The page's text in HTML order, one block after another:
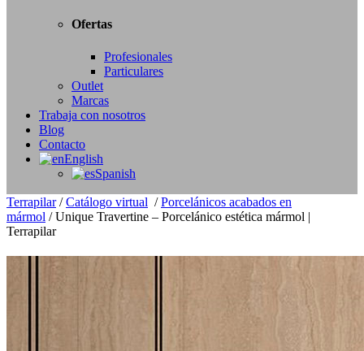
Ofertas
Profesionales
Particulares
Outlet
Marcas
Trabaja con nosotros
Blog
Contacto
English
Spanish
Terrapilar/Catálogo virtual /Porcelánicos acabados en
mármol /Unique Travertine – Porcelánico estética mármol |
Terrapilar